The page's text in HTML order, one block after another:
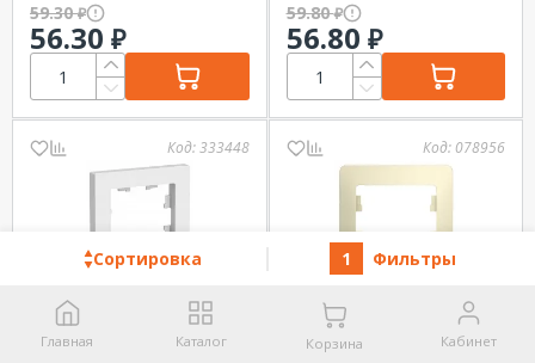
Сортировка 1 Фильтры
59.30₽
56.30 ₽
59.80₽
56.80 ₽
Код:333448
Рамка Systeme
Electric AtlasDesign 1-
я Белый
Код: 078956
Рамка GLOSSA 1-я,
бежевая
Главная Каталог Корзина Кабинет